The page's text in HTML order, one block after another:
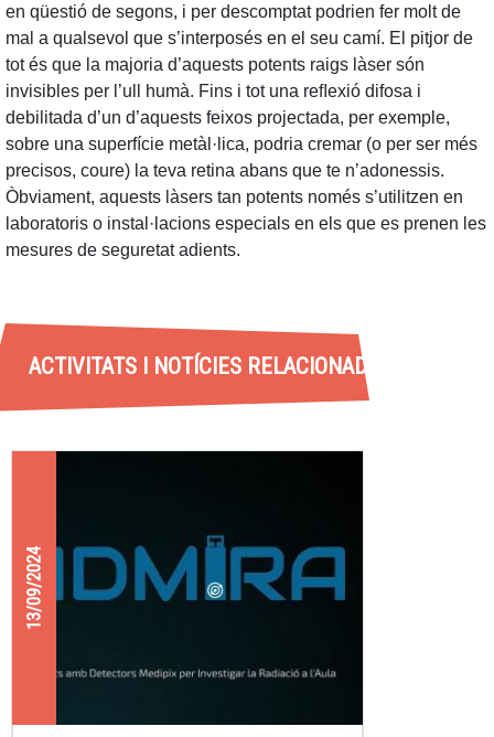
en qüestió de segons, i per descomptat podrien fer molt de
mal a qualsevol que s’interposés en el seu camí. El pitjor de
tot és que la majoria d’aquests potents raigs làser són
invisibles per l’ull humà. Fins i tot una reﬂexió difosa i
debilitada d’un d’aquests feixos projectada, per exemple,
sobre una superfície metàl·lica, podria cremar (o per ser més
precisos, coure) la teva retina abans que te n’adonessis.
Òbviament, aquests làsers tan potents només s’utilitzen en
laboratoris o instal·lacions especials en els que es prenen les
mesures de seguretat adients.
ACTIVITATS I NOTÍCIES RELACIONADES
13/09/2024